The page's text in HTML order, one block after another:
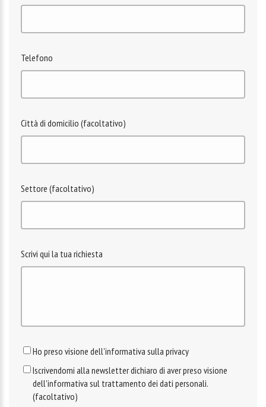
Telefono
Città di domicilio (facoltativo)
Settore (facoltativo)
Scrivi qui la tua richiesta
Ho preso visione dell'informativa sulla privacy
Iscrivendomi alla newsletter dichiaro di aver preso visione
dell'informativa sul trattamento dei dati personali.
(facoltativo)